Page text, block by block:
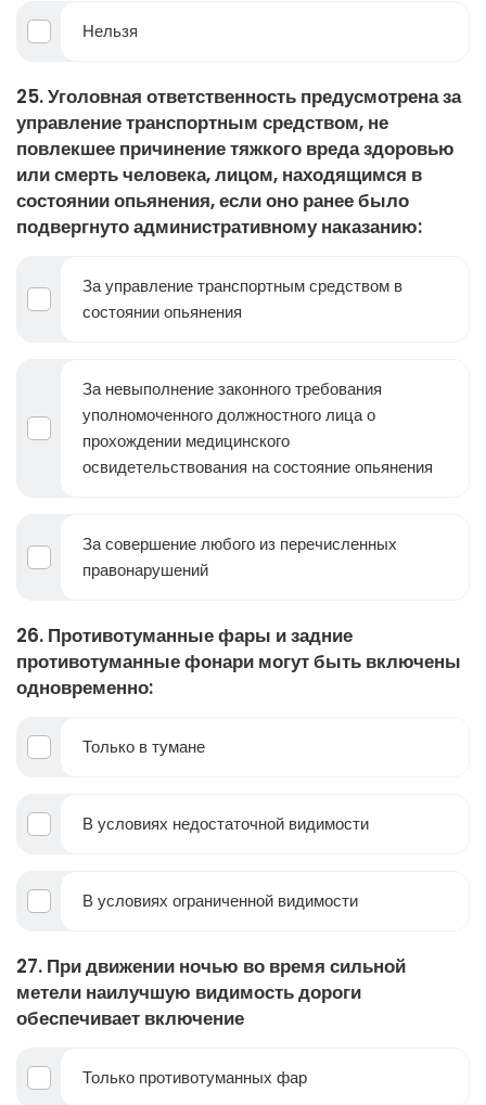
Нельзя
25. Уголовная ответственность предусмотрена за
управление транспортным средством, не
повлекшее причинение тяжкого вреда здоровью
или смерть человека, лицом, находящимся в
состоянии опьянения, если оно ранее было
подвергнуто административному наказанию:
За управление транспортным средством в
состоянии опьянения
За невыполнение законного требования
уполномоченного должностного лица о
прохождении медицинского
освидетельствования на состояние опьянения
За совершение любого из перечисленных
правонарушений
26. Противотуманные фары и задние
противотуманные фонари могут быть включены
одновременно:
Только в тумане
В условиях недостаточной видимости
В условиях ограниченной видимости
27. При движении ночью во время сильной
метели наилучшую видимость дороги
обеспечивает включение
Только противотуманных фар